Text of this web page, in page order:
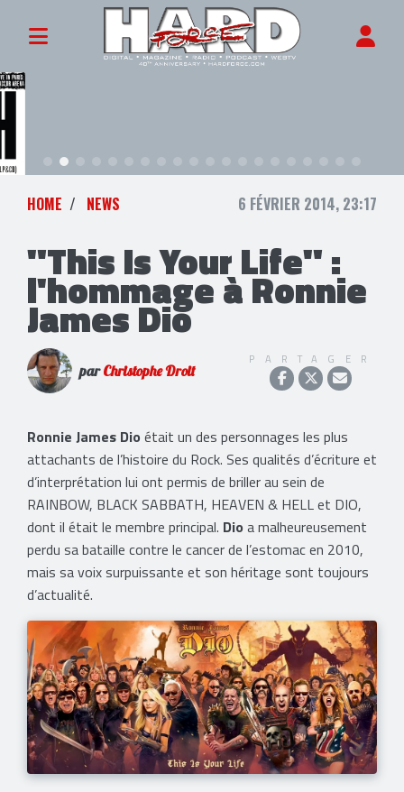
HOME NEWS 6 FÉVRIER 2014, 23:17
"This Is Your Life" :
l'hommage à Ronnie
James Dio
parChristophe Droit
PARTAGER
Ronnie James Dio était un des personnages les plus
attachants de l’histoire du Rock. Ses qualités d’écriture et
d’interprétation lui ont permis de briller au sein de
RAINBOW, BLACK SABBATH, HEAVEN & HELL et DIO,
dont il était le membre principal. Dio a malheureusement
perdu sa bataille contre le cancer de l’estomac en 2010,
mais sa voix surpuissante et son héritage sont toujours
d’actualité.